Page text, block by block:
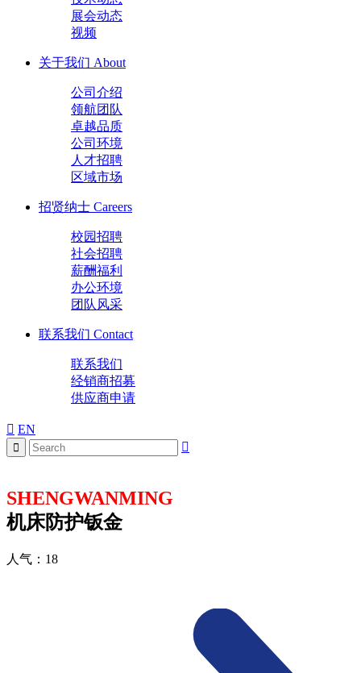
展会动态
视频
关于我们 About
公司介绍
领航团队
卓越品质
公司环境
人才招聘
区域市场
招贤纳士 Careers
校园招聘
社会招聘
薪酬福利
办公环境
团队风采
联系我们 Contact
联系我们
经销商招募
供应商申请
EN
SHENGWANMING
机床防护钣金
人气： 18